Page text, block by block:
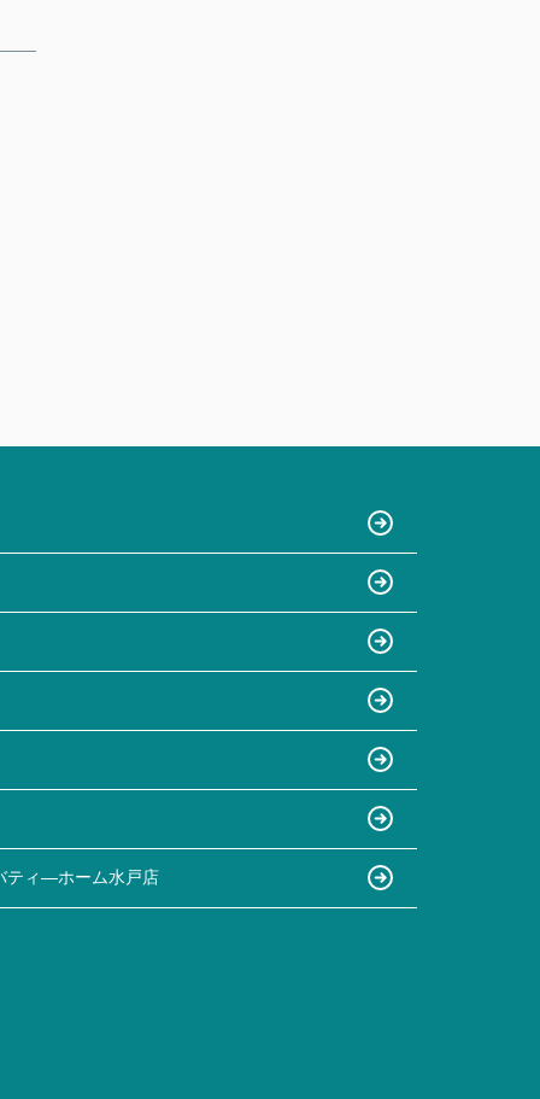
ティ―ホーム水戸店